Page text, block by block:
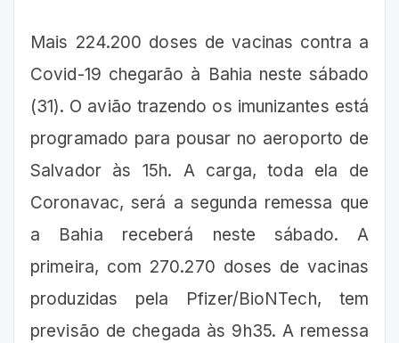
Mais 224.200 doses de vacinas contra a
Covid-19 chegarão à Bahia neste sábado
(31). O avião trazendo os imunizantes está
programado para pousar no aeroporto de
Salvador às 15h. A carga, toda ela de
Coronavac, será a segunda remessa que
a Bahia receberá neste sábado. A
primeira, com 270.270 doses de vacinas
produzidas pela Pfizer/BioNTech, tem
previsão de chegada às 9h35. A remessa